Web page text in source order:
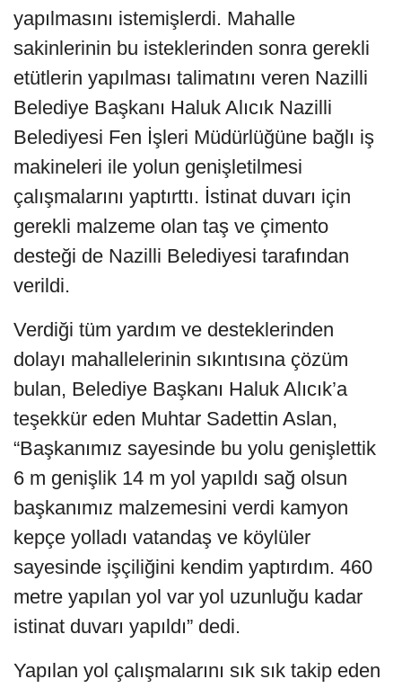
yapılmasını istemişlerdi. Mahalle
sakinlerinin bu isteklerinden sonra gerekli
etütlerin yapılması talimatını veren Nazilli
Belediye Başkanı Haluk Alıcık Nazilli
Belediyesi Fen İşleri Müdürlüğüne bağlı iş
makineleri ile yolun genişletilmesi
çalışmalarını yaptırttı. İstinat duvarı için
gerekli malzeme olan taş ve çimento
desteği de Nazilli Belediyesi tarafından
verildi.
Verdiği tüm yardım ve desteklerinden
dolayı mahallelerinin sıkıntısına çözüm
bulan, Belediye Başkanı Haluk Alıcık’a
teşekkür eden Muhtar Sadettin Aslan,
“Başkanımız sayesinde bu yolu genişlettik
6 m genişlik 14 m yol yapıldı sağ olsun
başkanımız malzemesini verdi kamyon
kepçe yolladı vatandaş ve köylüler
sayesinde işçiliğini kendim yaptırdım. 460
metre yapılan yol var yol uzunluğu kadar
istinat duvarı yapıldı” dedi.
Yapılan yol çalışmalarını sık sık takip eden